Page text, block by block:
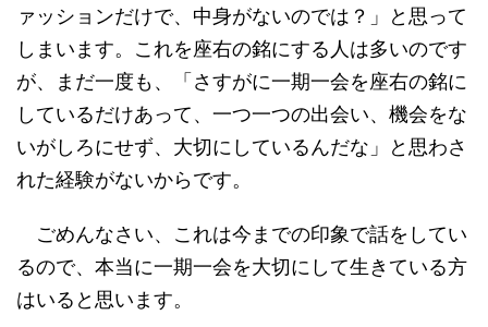
ァッションだけで、中身がないのでは？」と思って
しまいます。これを座右の銘にする人は多いのです
が、まだ一度も、「さすがに一期一会を座右の銘に
しているだけあって、一つ一つの出会い、機会をな
いがしろにせず、大切にしているんだな」と思わさ
れた経験がないからです。
ごめんなさい、これは今までの印象で話をしてい
るので、本当に一期一会を大切にして生きている方
はいると思います。